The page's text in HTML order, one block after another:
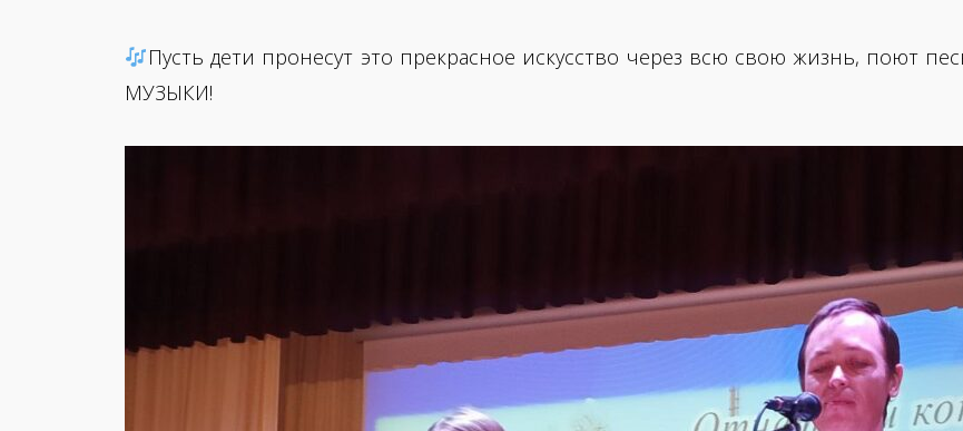
Пусть дети пронесут это прекрасное искусство через всю свою жизнь, поют
МУЗЫКИ!